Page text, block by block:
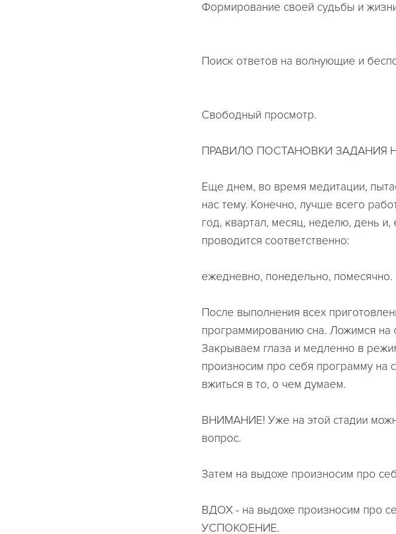
Формирование своей судьбы и
Поиск ответов на волнующие и
Свободный просмотр.
ПРАВИЛО ПОСТАНОВКИ ЗАДАНИЯ
Еще днем, во время медитации,
нас тему. Конечно, лучше всего
год, квартал, месяц, неделю, день
проводится соответственно:
ежедневно, понедельно, помесячно.
После выполнения всех
программированию сна. Ложимся на
Закрываем глаза и медленно в
произносим про себя программу на
вжиться в то, о чем думаем.
ВНИМАНИЕ! Уже на этой стадии
вопрос.
Затем на выдохе произносим про
ВДОХ - на выдохе произносим про
УСПОКОЕНИЕ.